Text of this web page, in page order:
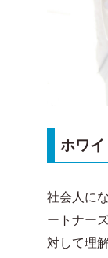
ホワ
社会人に
ートナー
対して理